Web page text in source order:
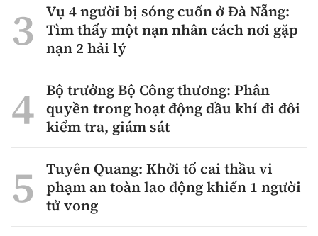
Vụ 4 người bị sóng cuốn ở Đà Nẵng:
Tìm thấy một nạn nhân cách nơi gặp
nạn 2 hải lý
Bộ trưởng Bộ Công thương: Phân
quyền trong hoạt động dầu khí đi đôi
kiểm tra, giám sát
Tuyên Quang: Khởi tố cai thầu vi
phạm an toàn lao động khiến 1 người
tử vong